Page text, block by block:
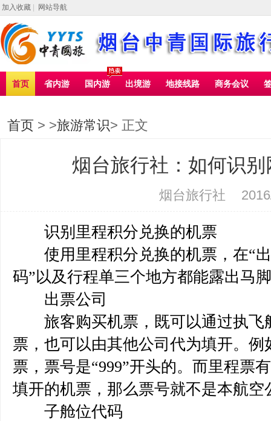
加入收藏 网站导航
首页 省内游 国内游 出境游 地接线路 商务会议
首页 > >旅游常识> 正文
烟台旅行社：如何识
烟台旅行社
识别里程积分兑换的机票
使用里程积分兑换的机票，在“出
码”以及行程单三个地方都能露出马脚
出票公司
旅客购买机票，既可以通过执飞
票，也可以由其他公司代为填开。
票，票号是“999”开头的。而里程票
填开的机票，那么票号就不是本航空
子舱位代码